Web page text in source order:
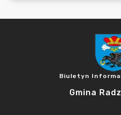
Biuletyn
Gmina